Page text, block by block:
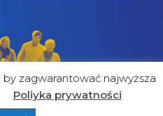
zagwarantować najwyższa
Poliyka prywatności